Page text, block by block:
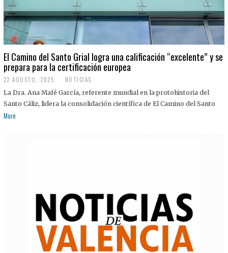
El Camino del Santo Grial logra una calificación “excelente” y se
prepara para la certificación europea
22 AGOSTO, 2025
2
A
G
NOTICIAS
La Dra. Ana Mafé García, referente mundial en la protohistoria del
Santo Cáliz, lidera la consolidación científica de El Camino del Santo
More